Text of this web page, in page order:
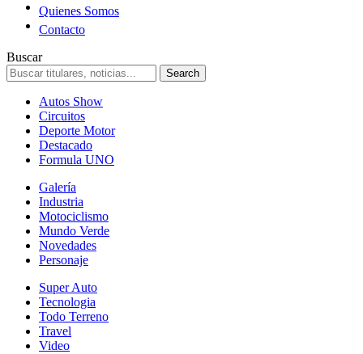
Quienes Somos
Contacto
Buscar
Autos Show
Circuitos
Deporte Motor
Destacado
Formula UNO
Galería
Industria
Motociclismo
Mundo Verde
Novedades
Personaje
Super Auto
Tecnologia
Todo Terreno
Travel
Video